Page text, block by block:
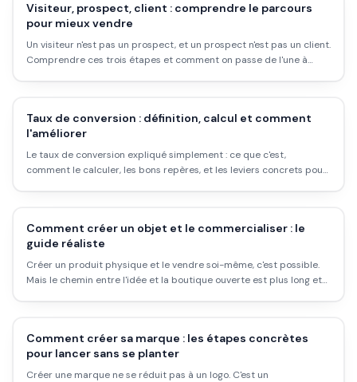
Visiteur, prospect, client : comprendre le parcours
pour mieux vendre
Un visiteur n'est pas un prospect, et un prospect n'est pas un client.
Comprendre ces trois étapes et comment on passe de l'une à
Taux de conversion : définition, calcul et comment
l'améliorer
Le taux de conversion expliqué simplement : ce que c'est,
comment le calculer, les bons repères, et les leviers concrets pour
Comment créer un objet et le commercialiser : le
guide réaliste
Créer un produit physique et le vendre soi-même, c'est possible.
Mais le chemin entre l'idée et la boutique ouverte est plus long et
Comment créer sa marque : les étapes concrètes
pour lancer sans se planter
Créer une marque ne se réduit pas à un logo. C'est un